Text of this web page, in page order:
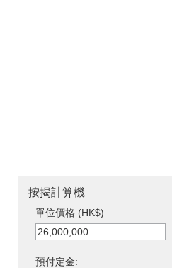
按揭計算機
單位價格 (HK$)
預付定金: